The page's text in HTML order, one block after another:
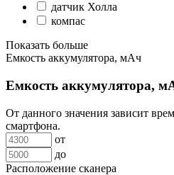
датчик Холла
компас
Показать больше
Емкость аккумулятора, мАч
Емкость аккумулятора,
От данного значения зависит
смартфона.
от
до
Расположение сканера